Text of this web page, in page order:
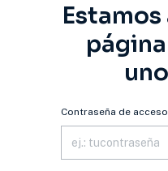
Contraseña de acceso